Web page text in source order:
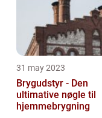
31 may 2023
Brygudstyr - Den
ultimative nøgle til
hjemmebrygning